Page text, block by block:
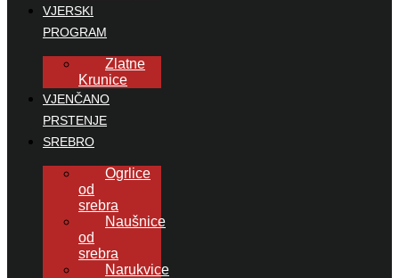
VJERSKI
PROGRAM
Zlatne
Krunice
VJENČANO
PRSTENJE
SREBRO
Ogrlice
od
srebra
Naušnice
od
srebra
Narukvice